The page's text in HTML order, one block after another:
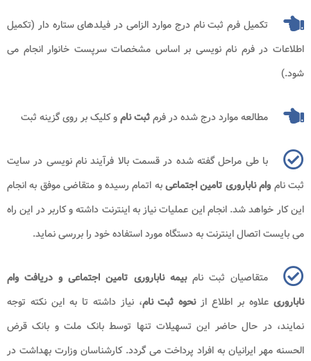
تکمیل فرم ثبت نام درج موارد الزامی در فیلدهای ستاره دار (تکمیل
اطلاعات در فرم نام نویسی بر اساس مشخصات سرپست خانوار انجام می
شود.)
مطالعه موارد درج شده در فرمثبت نامو کلیک بر روی گزینه ثبت
با طی مراحل گفته شده در قسمت بالا فرآیند نام نویسی در سایت
ثبت نام وام ناباروری تامین اجتماعیبه اتمام رسیده و متقاضی موفق به انجام
این کار خواهد شد. انجام این عملیات نیاز به اینترنت داشته و کاربر در این راه
می بایست اتصال اینترنت به دستگاه مورد استفاده خود را بررسی نماید.
متقاصیان ثبت نامبیمه ناباروری تامین اجتماعی و دریافت وام
ناباروریعلاوه بر اطلاع ازنحوه ثبت نام، نیاز داشته تا به این نکته توجه
نمایند، در حال حاضر این تسهیلات تنها توسط بانک ملت و بانک قرض
الحسنه مهر ایرانیان به افراد پرداخت می گردد. کارشناسان وزارت بهداشت در